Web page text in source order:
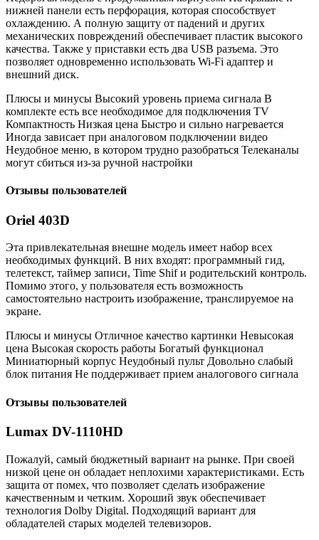
нижней панели есть перфорация, которая способствует
охлаждению. А полную защиту от падений и других
механических повреждений обеспечивает пластик высокого
качества. Также у приставки есть два USB разъема. Это
позволяет одновременно использовать Wi-Fi адаптер и
внешний диск.
Плюсы и минусы Высокий уровень приема сигнала В
комплекте есть все необходимое для подключения TV
Компактность Низкая цена Быстро и сильно нагревается
Иногда зависает при аналоговом подключении видео
Неудобное меню, в котором трудно разобраться Телеканалы
могут сбиться из-за ручной настройки
Отзывы пользователей
Oriel 403D
Эта привлекательная внешне модель имеет набор всех
необходимых функций. В них входят: программный гид,
телетекст, таймер записи, Time Shif и родительский контроль.
Помимо этого, у пользователя есть возможность
самостоятельно настроить изображение, транслируемое на
экране.
Плюсы и минусы Отличное качество картинки Невысокая
цена Высокая скорость работы Богатый функционал
Миниатюрный корпус Неудобный пульт Довольно слабый
блок питания Не поддерживает прием аналогового сигнала
Отзывы пользователей
Lumax DV-1110HD
Пожалуй, самый бюджетный вариант на рынке. При своей
низкой цене он обладает неплохими характеристиками. Есть
защита от помех, что позволяет сделать изображение
качественным и четким. Хороший звук обеспечивает
технология Dolby Digital. Подходящий вариант для
обладателей старых моделей телевизоров.